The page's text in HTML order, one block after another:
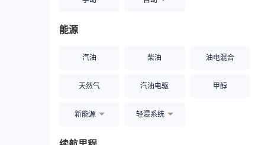
能源
汽油 柴油 油电混合
天然气 汽油电驱 甲醇
新能源 轻混系统